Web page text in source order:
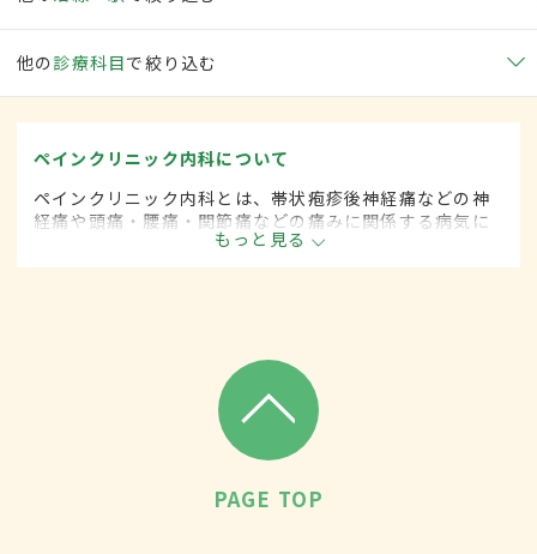
他の 診療科目で絞り込む
ペインクリニック内科について
ペインクリニック内科とは、帯状疱疹後神経痛などの神
経痛や頭痛・腰痛・関節痛などの痛みに関係する病気に
対して、麻酔を用いた治療法などを用いて治療する内科
の一領域です。平成20年4月の制度改正前は、ペインク
もっと見る
PAGE TOP